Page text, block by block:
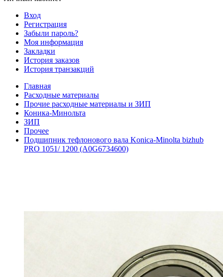
Вход
Регистрация
Забыли пароль?
Моя информация
Закладки
История заказов
История транзакций
Главная
Расходные материалы
Прочие расходные материалы и ЗИП
Коника-Минольта
ЗИП
Прочее
Подшипник тефлонового вала Konica-Minolta bizhub
PRO 1051/ 1200 (A0G6734600)